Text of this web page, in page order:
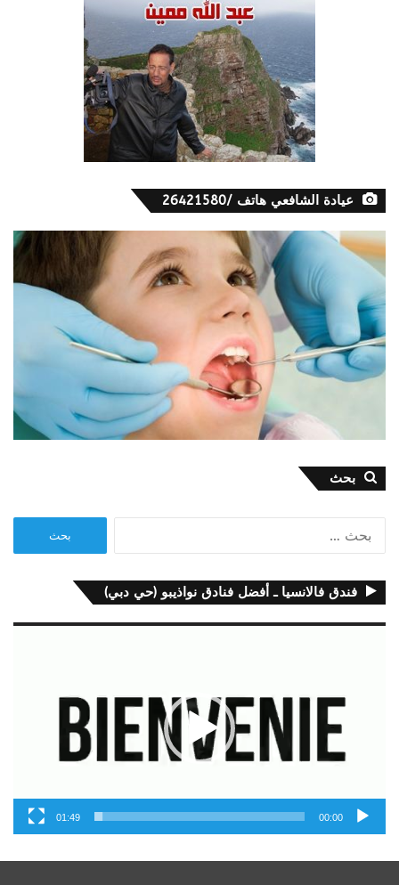
عيادة الشافعي هاتف /26421580
بحث
فندق فالانسيا ـ أفضل فنادق نواذيبو (حي دبي)
00:00
01:49